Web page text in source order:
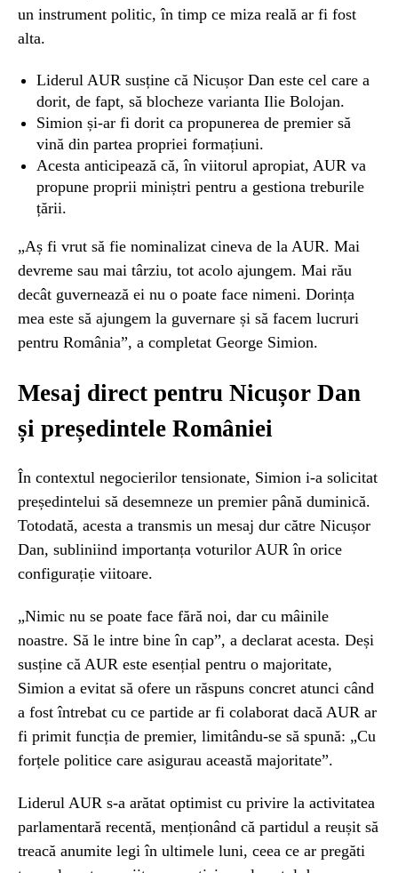
un instrument politic, în timp ce miza reală ar fi fost
alta.
Liderul AUR susține că Nicușor Dan este cel care a
dorit, de fapt, să blocheze varianta Ilie Bolojan.
Simion și-ar fi dorit ca propunerea de premier să
vină din partea propriei formațiuni.
Acesta anticipează că, în viitorul apropiat, AUR va
propune proprii miniștri pentru a gestiona treburile
țării.
„Aș fi vrut să fie nominalizat cineva de la AUR. Mai
devreme sau mai târziu, tot acolo ajungem. Mai rău
decât guvernează ei nu o poate face nimeni. Dorința
mea este să ajungem la guvernare și să facem lucruri
pentru România”, a completat George Simion.
Mesaj direct pentru Nicușor Dan
și președintele României
În contextul negocierilor tensionate, Simion i-a solicitat
președintelui să desemneze un premier până duminică.
Totodată, acesta a transmis un mesaj dur către Nicușor
Dan, subliniind importanța voturilor AUR în orice
configurație viitoare.
„Nimic nu se poate face fără noi, dar cu mâinile
noastre. Să le intre bine în cap”, a declarat acesta. Deși
susține că AUR este esențial pentru o majoritate,
Simion a evitat să ofere un răspuns concret atunci când
a fost întrebat cu ce partide ar fi colaborat dacă AUR ar
fi primit funcția de premier, limitându-se să spună: „Cu
forțele politice care asigurau această majoritate”.
Liderul AUR s-a arătat optimist cu privire la activitatea
parlamentară recentă, menționând că partidul a reușit să
treacă anumite legi în ultimele luni, ceea ce ar pregăti